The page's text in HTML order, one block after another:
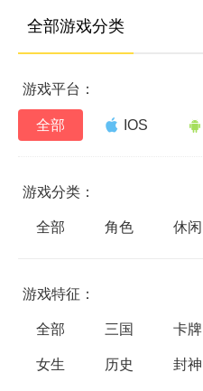
全部游戏分类
游戏平台：
全部 IOS
游戏分类：
全部 角色 休闲
游戏特征：
全部 三国 卡牌
女生 历史 封神